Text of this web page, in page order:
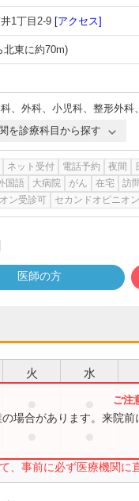
1丁目2-9 [アクセス]
北東に約70m)
、 外科、 小児科、 整形外科、
を診療科目から探す
ネット受付 電話予約 夜間
国語 大病院 がん 在宅 訪問
ン受診可
セカンドオピニオ
医師の方
火 水
、事前に必ず医療機関に
場合があります。来院前